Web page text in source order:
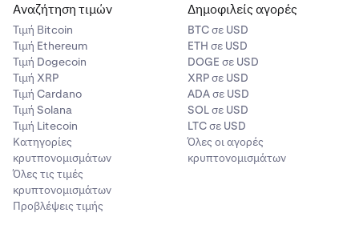
Αναζήτηση τιμών
Τιμή Βitcoin
Τιμή Ethereum
Τιμή Dogecoin
Τιμή XRP
Τιμή Cardano
Τιμή Solana
Τιμή Litecoin
Κατηγορίες
κρυτπονομισμάτων
Όλες τις τιμές
κρυπτονομισμάτων
Προβλέψεις τιμής
Δημοφιλείς αγορές
BTC σε USD
ETH σε USD
DOGE σε USD
XRP σε USD
ADA σε USD
SOL σε USD
LTC σε USD
Όλες οι αγορές
κρυπτονομισμάτων